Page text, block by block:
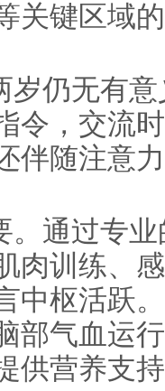
关键区域
岁仍无有
令，交流
伴随注意
。通过专
肉训练、
中枢活跃
部气血运
供营养支